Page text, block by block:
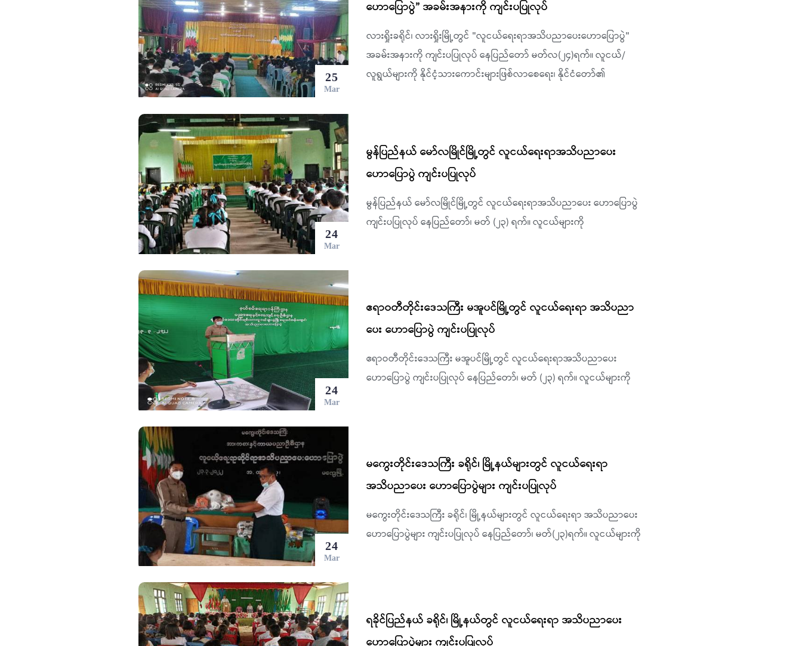
25
Mar
ဟောပြောပွဲ” အခမ်းအနားကို ကျင်းပပြုလုပ်
လားရှိုးခရိုင်၊ လားရှိုးမြို့တွင် "လူငယ်ရေးရာအသိပညာပေးဟောပြောပွဲ"
အခမ်းအနားကို ကျင်းပပြုလုပ် နေပြည်တော် မတ်လ(၂၄)ရက်။ လူငယ်/
လူရွယ်များကို နိုင်ငံ့သားကောင်းများဖြစ်လာစေရေး၊ နိုင်ငံတော်၏
24
Mar
မွန်ပြည်နယ် မော်လမြိုင်မြို့တွင် လူငယ်ရေးရာအသိပညာပေး
ဟောပြောပွဲ ကျင်းပပြုလုပ်
မွန်ပြည်နယ် မော်လမြိုင်မြို့တွင် လူငယ်ရေးရာအသိပညာပေး ဟောပြောပွဲ
ကျင်းပပြုလုပ် နေပြည်တော်၊ မတ် (၂၃) ရက်။ လူငယ်များကို
24
Mar
ဧရာဝတီတိုင်းဒေသကြီး မအူပင်မြို့တွင် လူငယ်ရေးရာ အသိပညာ
ပေး ဟောပြောပွဲ ကျင်းပပြုလုပ်
ဧရာဝတီတိုင်းဒေသကြီး မအူပင်မြို့တွင် လူငယ်ရေးရာအသိပညာပေး
ဟောပြောပွဲ ကျင်းပပြုလုပ် နေပြည်တော်၊ မတ် (၂၃) ရက်။ လူငယ်များကို
24
Mar
မကွေးတိုင်းဒေသကြီး ခရိုင်၊ မြို့နယ်များတွင် လူငယ်ရေးရာ
အသိပညာပေး ဟောပြောပွဲများ ကျင်းပပြုလုပ်
မကွေးတိုင်းဒေသကြီး ခရိုင်၊ မြို့နယ်များတွင် လူငယ်ရေးရာ အသိပညာပေး
ဟောပြောပွဲများ ကျင်းပပြုလုပ် နေပြည်တော်၊ မတ်(၂၃)ရက်။ လူငယ်များကို
ရခိုင်ပြည်နယ် ခရိုင်၊ မြို့နယ်တွင် လူငယ်ရေးရာ အသိပညာပေး
ဟောပြောပွဲများ ကျင်းပပြုလုပ်